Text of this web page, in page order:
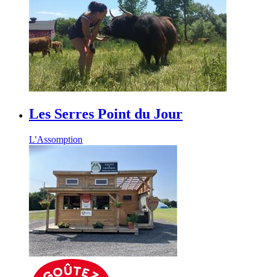
Les Serres Point du Jour
L'Assomption